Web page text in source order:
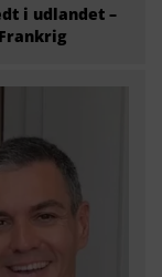
i udlandet –